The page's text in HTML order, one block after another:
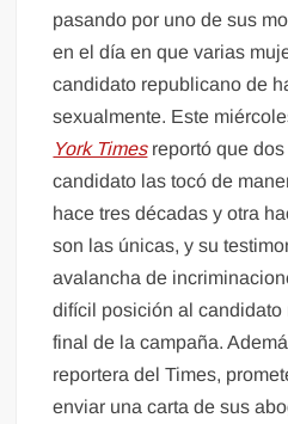
pasando por uno de sus
en el día en que varias
candidato republicano de
sexualmente. Este
York Timesreportó que
candidato las tocó de
hace tres décadas y otra
son las únicas, y su
avalancha de
difícil posición al candidato
final de la campaña.
reportera del Times,
enviar una carta de sus